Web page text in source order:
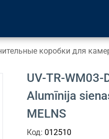
коробки для
UV-TR-WM03-
Alumīnija
MELNS
Код: 012510